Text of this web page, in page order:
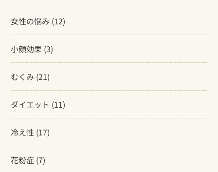
女性の悩み (12)
小顔効果 (3)
むくみ (21)
ダイエット (11)
冷え性 (17)
花粉症 (7)